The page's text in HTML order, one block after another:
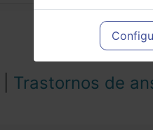
medicamentos y
adecuado a las
Trastornos de